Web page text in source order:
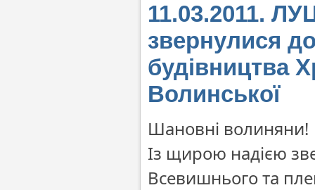
11.03.2011.
звернулися
будівництва
Волинської
Шановні волиняни!
Із щирою надією
Всевишнього та